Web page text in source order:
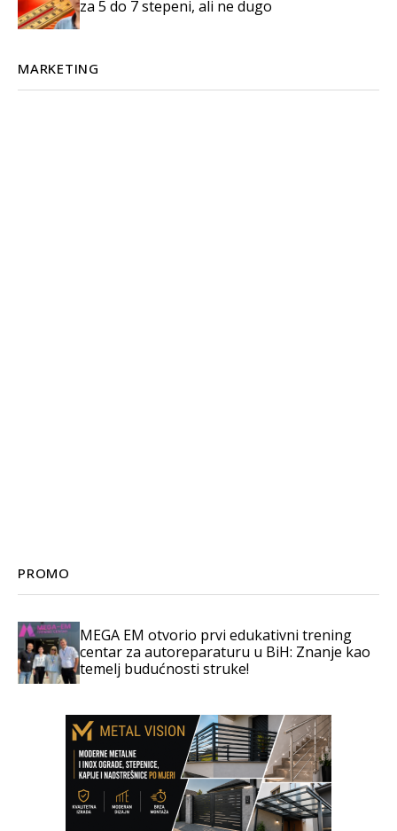
za 5 do 7 stepeni, ali ne dugo
MARKETING
PROMO
MEGA EM otvorio prvi edukativni trening
centar za autoreparaturu u BiH: Znanje kao
temelj budućnosti struke!